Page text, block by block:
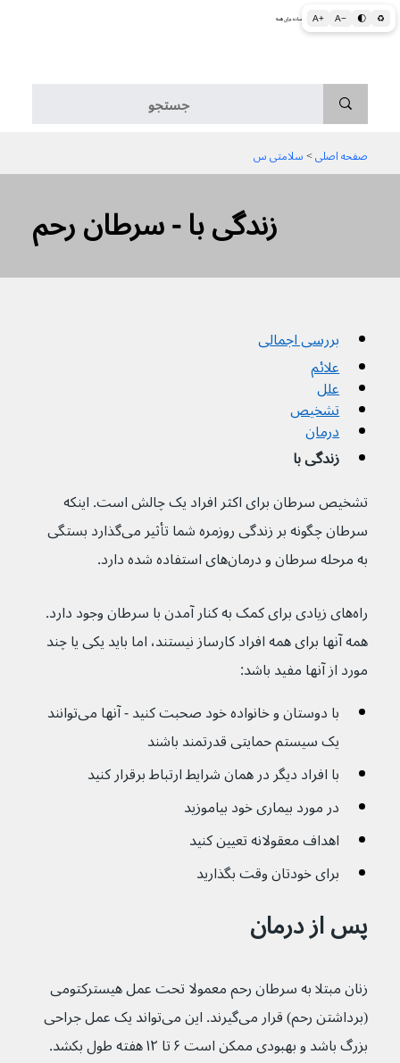
A+ A− 🌓 ♻ اطلاعات پزشکی و بهداشتی به زبان ساده برای همه
صفحه اصلی > سلامتی س
زندگی با - سرطان رحم
بررسی اجمالی
علائم
علل
تشخیص
درمان
زندگی با
تشخیص سرطان برای اکثر افراد یک چالش است. اینکه
سرطان چگونه بر زندگی روزمره شما تأثیر می‌گذارد بستگی
به مرحله سرطان و درمان‌های استفاده شده دارد.
راه‌های زیادی برای کمک به کنار آمدن با سرطان وجود دارد.
همه آنها برای همه افراد کارساز نیستند، اما باید یکی یا چند
مورد از آنها مفید باشد:
با دوستان و خانواده خود صحبت کنید - آنها می‌توانند
یک سیستم حمایتی قدرتمند باشند
با افراد دیگر در همان شرایط ارتباط برقرار کنید
در مورد بیماری خود بیاموزید
اهداف معقولانه تعیین کنید
برای خودتان وقت بگذارید
پس از درمان
زنان مبتلا به سرطان رحم معمولا تحت عمل هیسترکتومی
(برداشتن رحم) قرار می‌گیرند. این می‌تواند یک عمل جراحی
بزرگ باشد و بهبودی ممکن است ۶ تا ۱۲ هفته طول بکشد.